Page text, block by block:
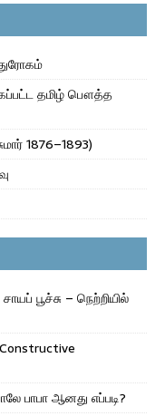
தமிழ் பௌத்த
1876–1893)
பூச்சு – நெற்றியில்
பாபா ஆனது எப்படி?